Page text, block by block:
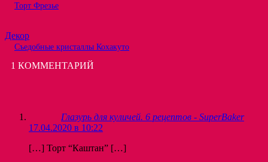
Торт Фрезье
Декор
Съедобные кристаллы Кохакуто
1 КОММЕНТАРИЙ
Глазурь для куличей. 6 рецептов - SuperBaker
17.04.2020 в 10:22
[…] Торт “Каштан” […]